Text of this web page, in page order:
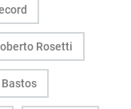
Rosetti